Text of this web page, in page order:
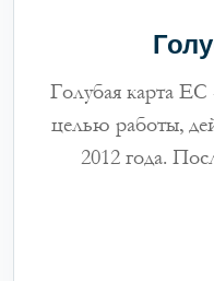
Голубая карта ЕС
целью работы,
2012 года.